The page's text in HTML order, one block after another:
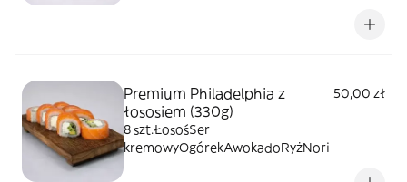
Premium Philadelphia z
łososiem (330g)
50,00 zł
8 szt.ŁosośSer
kremowyOgórekAwokadoRyżNori